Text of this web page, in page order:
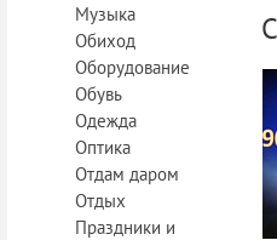
Музыка
Обиход
Оборудование
Обувь
Одежда
Оптика
Отдам даром
Отдых
Праздники и